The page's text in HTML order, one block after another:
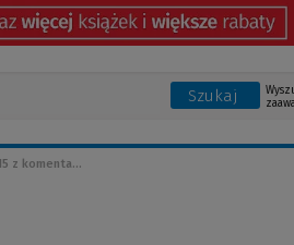
Szukaj
z komenta...